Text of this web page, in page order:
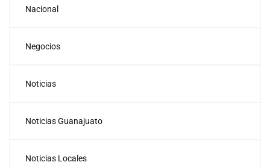
Nacional
Negocios
Noticias
Noticias Guanajuato
Noticias Locales